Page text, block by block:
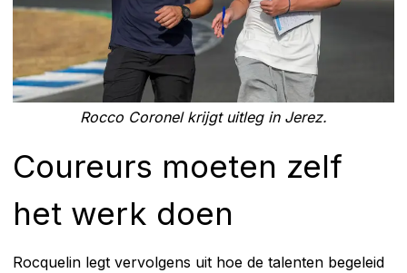
Rocco Coronel krijgt uitleg in Jerez.
Coureurs moeten zelf
het werk doen
Rocquelin legt vervolgens uit hoe de talenten begeleid